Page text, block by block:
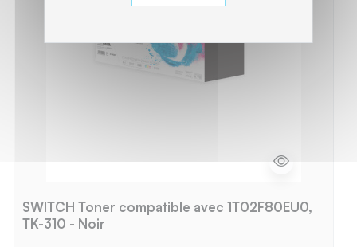
SWITCH Toner compatible avec 1T02F80EU0,
TK-310 - Noir